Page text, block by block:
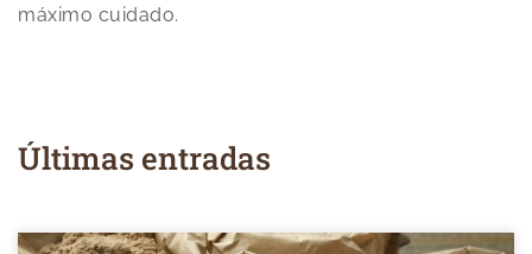
máximo cuidado.
Últimas entradas